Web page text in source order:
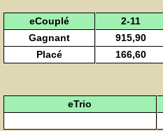
eCouplé 2-11
Gagnant
915,90
Placé
166,60
eTrio